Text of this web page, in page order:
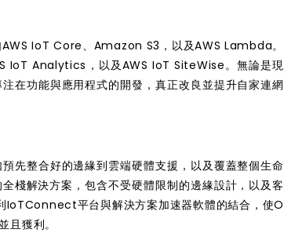
IoT Core、Amazon S3，以及AWS Lambda。
IoT Analytics，以及AWS IoT SiteWise。無論是現
在功能與應用程式的開發，真正改良並提升自家連網
先整合好的邊緣到雲端硬體支援，以及覆蓋整個生命
棧解決方案，包含不受硬體限制的邊緣設計，以及客
IoTConnect平台與解決方案加速器軟體的結合，使O
且獲利。